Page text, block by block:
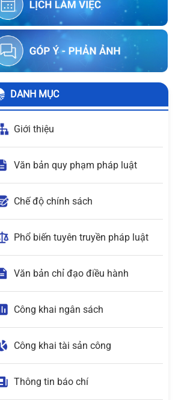
ký xác nhận ranh giới, mốc giới thửa
đất của người sử dụng đất liền kề với
ông Lê Thái Sơn
DANH MỤC
Giới thiệu
Văn bản quy phạm pháp luật
Chế độ chính sách
Phổ biến tuyên truyền pháp luật
Văn bản chỉ đạo điều hành
Công khai ngân sách
Công khai tài sản công
Thông tin báo chí